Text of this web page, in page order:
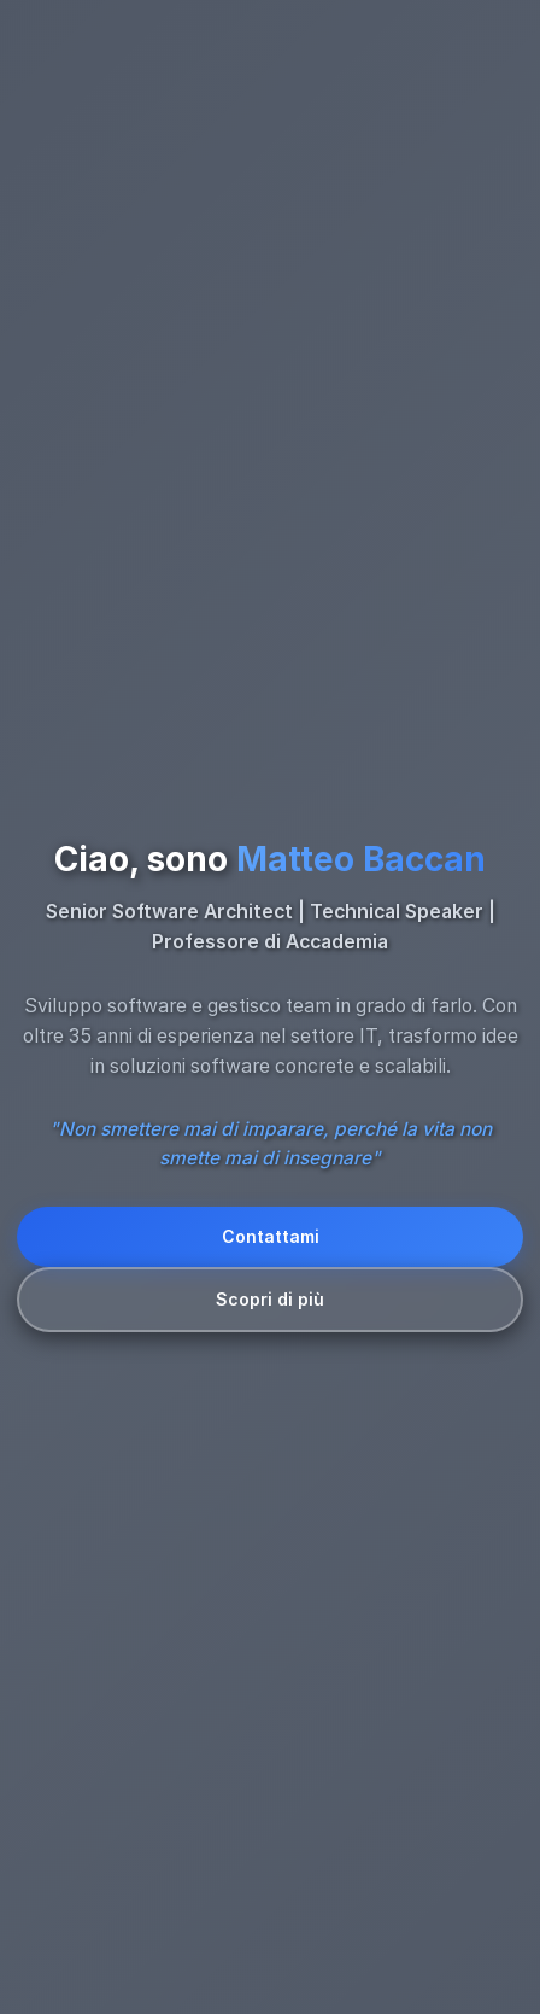
Ciao, sono Matteo Baccan
Senior Software Architect | Technical Speaker |
Professore di Accademia
Sviluppo software e gestisco team in grado di farlo. Con
oltre 35 anni di esperienza nel settore IT, trasformo idee
in soluzioni software concrete e scalabili.
"Non smettere mai di imparare, perché la vita non
smette mai di insegnare"
Contattami
Scopri di più